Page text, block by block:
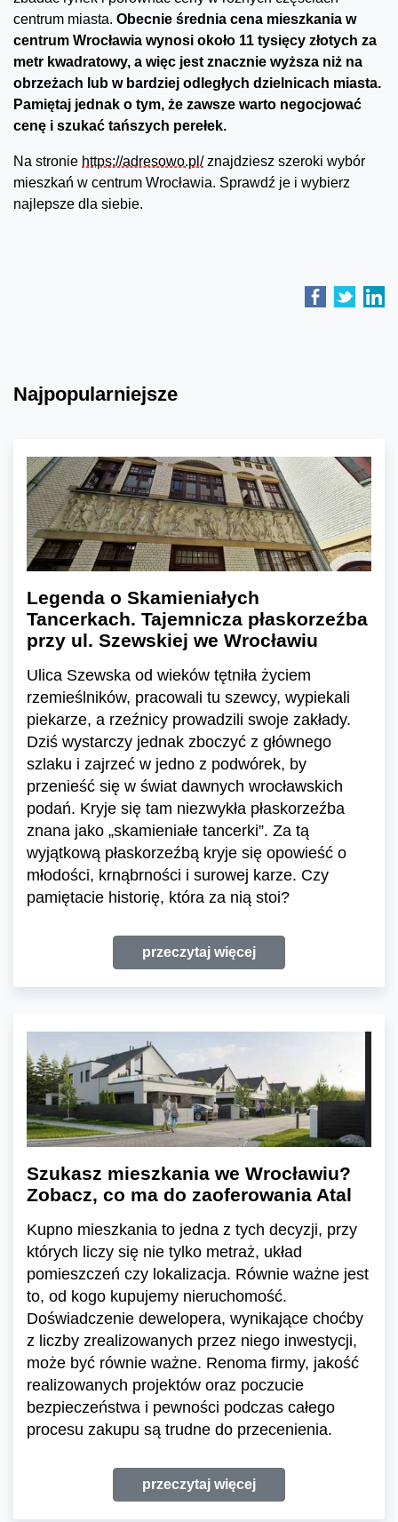
centrum miasta. Obecnie średnia cena mieszkania w
centrum Wrocławia wynosi około 11 tysięcy złotych za
metr kwadratowy, a więc jest znacznie wyższa niż na
obrzeżach lub w bardziej odległych dzielnicach miasta.
Pamiętaj jednak o tym, że zawsze warto negocjować
cenę i szukać tańszych perełek.
Na stronie https://adresowo.pl/znajdziesz szeroki wybór
mieszkań w centrum Wrocławia. Sprawdź je i wybierz
najlepsze dla siebie.
Najpopularniejsze
Legenda o Skamieniałych
Tancerkach. Tajemnicza płaskorzeźba
przy ul. Szewskiej we Wrocławiu
Ulica Szewska od wieków tętniła życiem
rzemieślników, pracowali tu szewcy, wypiekali
piekarze, a rzeźnicy prowadzili swoje zakłady.
Dziś wystarczy jednak zboczyć z głównego
szlaku i zajrzeć w jedno z podwórek, by
przenieść się w świat dawnych wrocławskich
podań. Kryje się tam niezwykła płaskorzeźba
znana jako „skamieniałe tancerki”. Za tą
wyjątkową płaskorzeźbą kryje się opowieść o
młodości, krnąbrności i surowej karze. Czy
pamiętacie historię, która za nią stoi?
przeczytaj więcej
Szukasz mieszkania we Wrocławiu?
Zobacz, co ma do zaoferowania Atal
Kupno mieszkania to jedna z tych decyzji, przy
których liczy się nie tylko metraż, układ
pomieszczeń czy lokalizacja. Równie ważne jest
to, od kogo kupujemy nieruchomość.
Doświadczenie dewelopera, wynikające choćby
z liczby zrealizowanych przez niego inwestycji,
może być równie ważne. Renoma firmy, jakość
realizowanych projektów oraz poczucie
bezpieczeństwa i pewności podczas całego
procesu zakupu są trudne do przecenienia.
przeczytaj więcej